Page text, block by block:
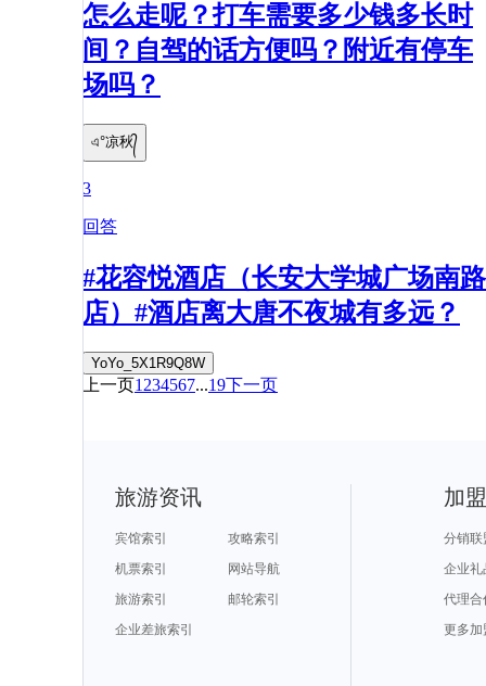
怎么走呢？打车需要多少钱多长时
间？自驾的话方便吗？附近有停车
场吗？
এ°凉秋᭄
3
回答
#花容悦酒店（长安大学城广场南路
店）#酒店离大唐不夜城有多远？
YoYo_5X1R9Q8W
上一页1 234567...19下一页
旅游资讯
宾馆索引
攻略索引
机票索引
网站导航
旅游索引
邮轮索引
企业差旅索引
加
分销联
企业礼
代理合
更多加